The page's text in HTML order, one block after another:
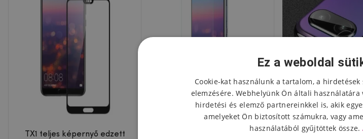
TX1 teljes képernyő edzett
MCL edzett
Ez a weboldal
Cookie-kat használunk a tartalom, a
elemzésére. Webhelyünk Ön általi
hirdetési és elemző partnereinkkel is, akik
amelyeket Ön biztosított számukra, vagy
használatából gyűjtöttek össze.